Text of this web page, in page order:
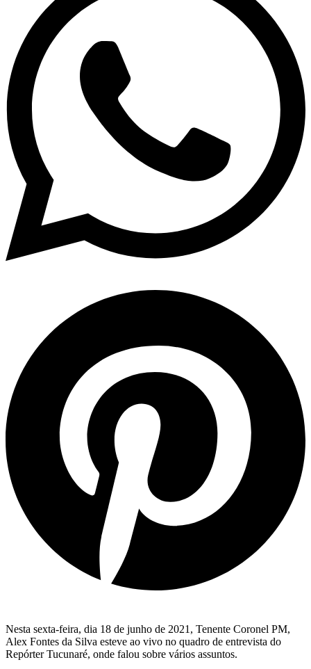
Nesta sexta-feira, dia 18 de junho de 2021, Tenente Coronel PM,
Alex Fontes da Silva esteve ao vivo no quadro de entrevista do
Repórter Tucunaré, onde falou sobre vários assuntos.